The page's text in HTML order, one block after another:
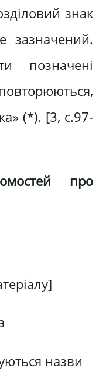
знак
зазначений.
позначені
(*). [3, c.97-
про
назви